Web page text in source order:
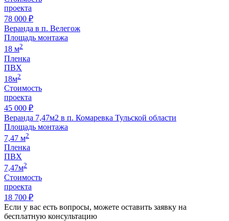
проекта
78 000 ₽
Веранда в п. Велегож
Площадь монтажа
18 м2
Пленка
ПВХ
18м2
Стоимость
проекта
45 000 ₽
Веранда 7,47м2 в п. Комаревка Тульской области
Площадь монтажа
7,47 м2
Пленка
ПВХ
7,47м2
Стоимость
проекта
18 700 ₽
Если у вас есть вопросы, можете оставить заявку на
бесплатную консультацию